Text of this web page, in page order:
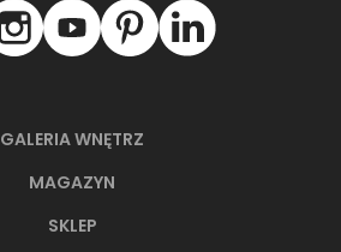
GALERIA WNĘTRZ
MAGAZYN
SKLEP